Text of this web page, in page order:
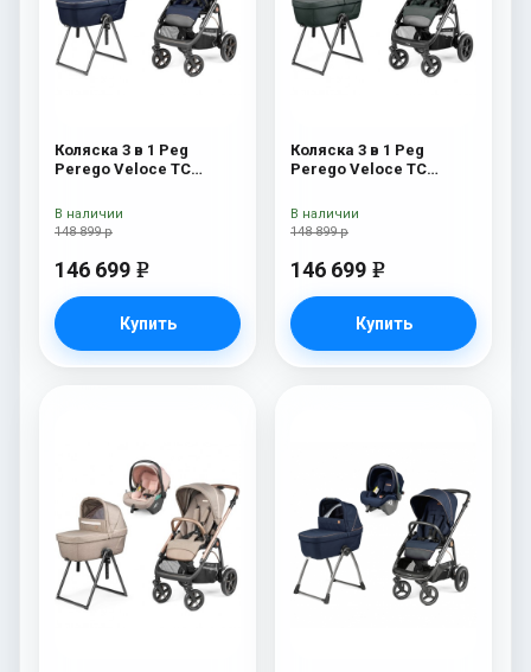
Коляска 3 в 1 Peg
Perego Veloce TC
Shine New
148 899 р
146 699 e
Купить
В наличии
Коляска 3 в 1 Peg
Perego Veloce TC
New
148 899 р
146 699 e
Купить
В наличии